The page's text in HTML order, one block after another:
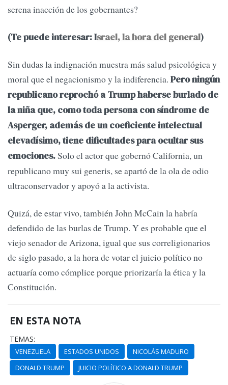
serena inacción de los gobernantes?
(Te puede interesar: Israel, la hora del general)
Sin dudas la indignación muestra más salud psicológica y
moral que el negacionismo y la indiferencia. Pero ningún
republicano reprochó a Trump haberse burlado de
la niña que, como toda persona con síndrome de
Asperger, además de un coeficiente intelectual
elevadísimo, tiene dificultades para ocultar sus
emociones.Solo el actor que gobernó California, un
republicano muy sui generis, se apartó de la ola de odio
ultraconservador y apoyó a la activista.
Quizá, de estar vivo, también John McCain la habría
defendido de las burlas de Trump. Y es probable que el
viejo senador de Arizona, igual que sus correligionarios
de siglo pasado, a la hora de votar el juicio político no
actuaría como cómplice porque priorizaría la ética y la
Constitución.
EN ESTA NOTA
TEMAS:
VENEZUELA ESTADOS UNIDOS
NICOLÁS MADURO
DONALD TRUMP
JUICIO POLÍTICO A DONALD TRUMP